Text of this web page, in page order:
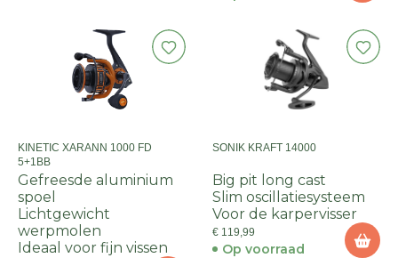
KINETIC XARANN 1000 FD
5+1BB
Gefreesde aluminium
spoel
Lichtgewicht
werpmolen
Ideaal voor fijn vissen
SONIK KRAFT 14000
Big pit long cast
Slim oscillatiesysteem
Voor de karpervisser
€ 119,99
Op voorraad